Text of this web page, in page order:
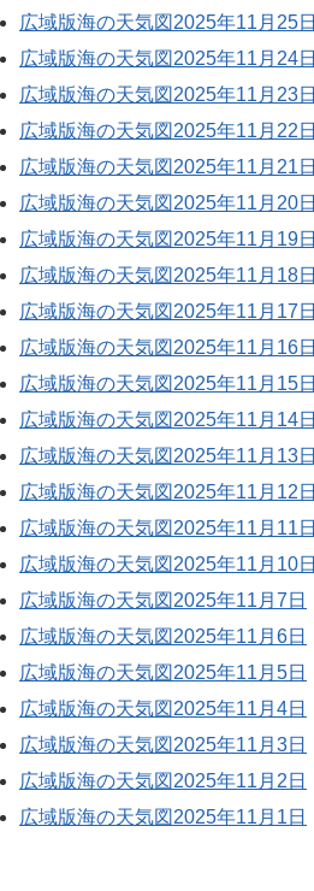
広域版海の天気図2025年11月25日
広域版海の天気図2025年11月24日
広域版海の天気図2025年11月23日
広域版海の天気図2025年11月22日
広域版海の天気図2025年11月21日
広域版海の天気図2025年11月20日
広域版海の天気図2025年11月19日
広域版海の天気図2025年11月18日
広域版海の天気図2025年11月17日
広域版海の天気図2025年11月16日
広域版海の天気図2025年11月15日
広域版海の天気図2025年11月14日
広域版海の天気図2025年11月13日
広域版海の天気図2025年11月12日
広域版海の天気図2025年11月11日
広域版海の天気図2025年11月10日
広域版海の天気図2025年11月7日
広域版海の天気図2025年11月6日
広域版海の天気図2025年11月5日
広域版海の天気図2025年11月4日
広域版海の天気図2025年11月3日
広域版海の天気図2025年11月2日
広域版海の天気図2025年11月1日